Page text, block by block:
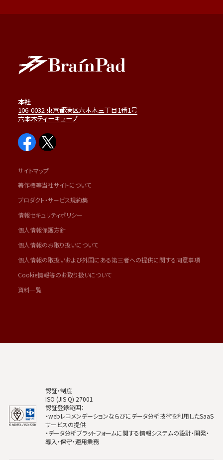
本社
106-0032 東京都港区六本木三丁目1番1号
六本木ティーキューブ
サイトマップ
著作権等当社サイトについて
プロダクト・サービス規約集
情報セキュリティポリシー
個人情報保護方針
個人情報のお取り扱いについて
個人情報の取扱いおよび外国にある第三者への提供に関する同意事項
Cookie情報等のお取り扱いについて
資料一覧
認証・制度
ISO (JIS Q) 27001
認証登録範囲：
・webレコメンデーションならびにデータ分析技術を利用したSaaS
サービスの提供
・データ分析プラットフォームに関する情報システムの設計・開発・
導入・保守・運用業務